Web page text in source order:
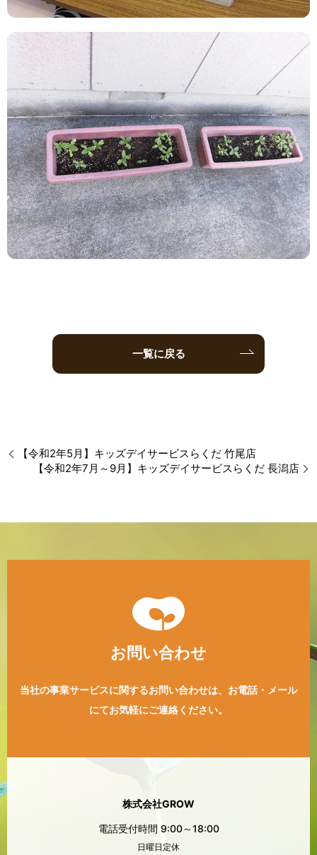
一覧に戻る
【令和2年5月】キッズデイサービスらくだ 竹尾店
【令和2年7月～9月】キッズデイサービスらくだ 長潟店
お問い合わせ
当社の事業サービスに関するお問い合わせは、 お電話・メール
にてお気軽にご連絡ください。
株式会社GROW
電話受付時間 9:00～18:00
日曜日定休